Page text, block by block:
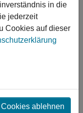
Peter“
in die
jederzeit
Cookies auf dieser
ablehnen